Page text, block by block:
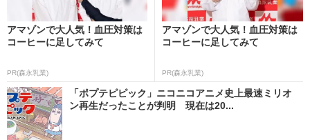
アマゾンで大人気！血圧対策は
コーヒーに足してみて
PR(森永乳業)
アマゾンで大人気！血圧対策は
コーヒーに足してみて
PR(森永乳業)
「ポプテピピック」ニコニコアニメ史上最速ミリオ
ン再生だったことが判明 現在は20...